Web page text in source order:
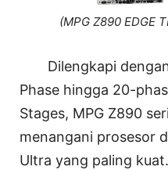
(MPG Z890 EDGE
Dilengkapi
Phase hingga 20-
Stages, MPG Z890
menangani prosesor
Ultra yang paling